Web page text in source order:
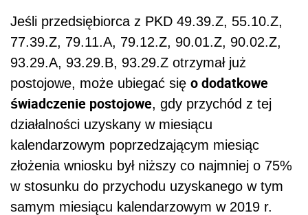
Jeśli przedsiębiorca z PKD 49.39.Z, 55.10.Z,
77.39.Z, 79.11.A, 79.12.Z, 90.01.Z, 90.02.Z,
93.29.A, 93.29.B, 93.29.Z otrzymał już
postojowe, może ubiegać się o dodatkowe
świadczenie postojowe, gdy przychód z tej
działalności uzyskany w miesiącu
kalendarzowym poprzedzającym miesiąc
złożenia wniosku był niższy co najmniej o 75%
w stosunku do przychodu uzyskanego w tym
samym miesiącu kalendarzowym w 2019 r.